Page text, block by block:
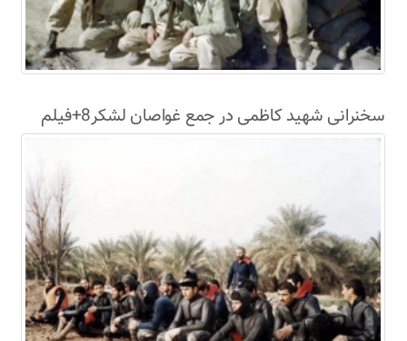
سخنرانی شهید کاظمی در جمع غواصان لشکر8+فیلم